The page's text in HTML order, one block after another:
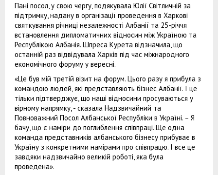
Пані посол, у свою чергу, подякувала Юлії Світличній за
підтримку, надану в організації проведення в Харкові
святкування річниці незалежності Албанії та 25-річчя
встановлення дипломатичних відносин між Україною та
Республікою Албанія. Шпреса Курета відзначила, що
останній раз відвідувала Харків під час міжнародного
економічного форуму у вересні.
«Це був мій третій візит на форум. Цього разу я прибула з
командою людей, які представляють бізнес Албанії. І це
тільки підтверджує, що наші відносини просуваються у
вірному напрямку, - сказала Надзвичайний та
Повноважний Посол Албанської Республіки в Україні. – Я
бачу, що є наміри до поглиблення співпраці. Ще одна
команда представників албанського бізнесу прибуває в
Україну з конкретними намірами про співпрацю. І все це
завдяки надзвичайно великій роботі, яка була
проведена».